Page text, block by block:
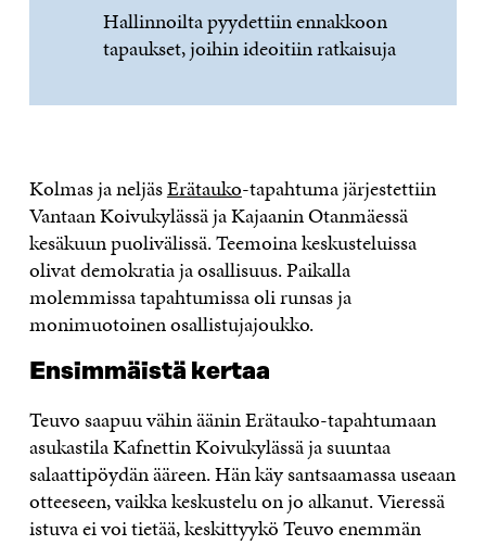
Hallinnoilta pyydettiin ennakkoon
tapaukset, joihin ideoitiin ratkaisuja
Kolmas ja neljäsErätauko-tapahtuma järjestettiin
Vantaan Koivukylässä ja Kajaanin Otanmäessä
kesäkuun puolivälissä. Teemoina keskusteluissa
olivat demokratia ja osallisuus. Paikalla
molemmissa tapahtumissa oli runsas ja
monimuotoinen osallistujajoukko.
Ensimmäistä kertaa
Teuvo saapuu vähin äänin Erätauko-tapahtumaan
asukastila Kafnettin Koivukylässä ja suuntaa
salaattipöydän ääreen. Hän käy santsaamassa useaan
otteeseen, vaikka keskustelu on jo alkanut. Vieressä
istuva ei voi tietää, keskittyykö Teuvo enemmän